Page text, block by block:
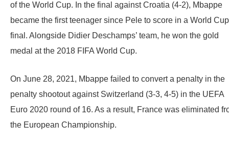
of the World Cup. In the final against Croatia (4-2), Mbappe
became the first teenager since Pele to score in a World Cup
final. Alongside Didier Deschamps’ team, he won the gold
medal at the 2018 FIFA World Cup.
On June 28, 2021, Mbappe failed to convert a penalty in the
penalty shootout against Switzerland (3-3, 4-5) in the UEFA
Euro 2020 round of 16. As a result, France was eliminated
the European Championship.